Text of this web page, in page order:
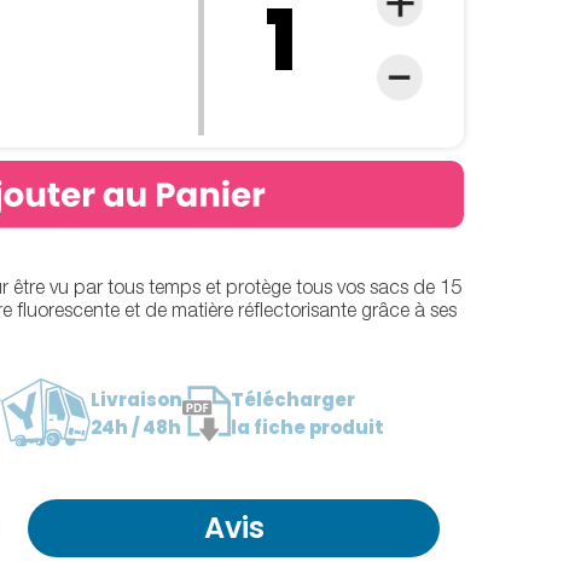
être vu par tous temps et protège tous vos sacs de 15
fluorescente et de matière réflectorisante grâce à ses
Livraison
24h / 48h
Télécharger
la fiche produit
Avis